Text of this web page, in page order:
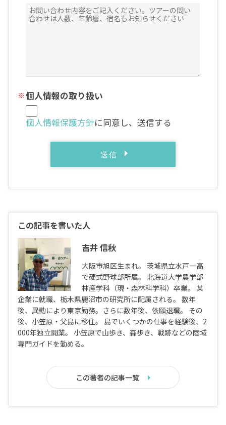
個人情報の取り扱い
個人情報保護方針に同意し、送信する
この記事を書いた人
吉井 信秋
大阪市旭区生まれ。 茨城県立水戸一高
で硬式野球部所属。 北海道大学農学部
林産学科（現・森林科学科）卒業。 某
企業に就職、栃木県鹿沼市の研究所に配属される。 数年
後、異動により東京勤務。さらに数年後、依願退職。 その
後、小笠原・父島に移住。 島でいくつかの仕事を経験後、2
000年独立開業。 小笠原で山歩き、森歩き、戦跡などの陸域
専門ガイドを勤める。
この著者の記事一覧